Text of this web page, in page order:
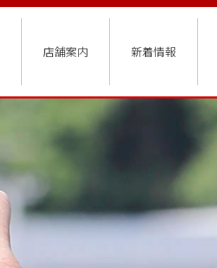
店舗案内 新着情報